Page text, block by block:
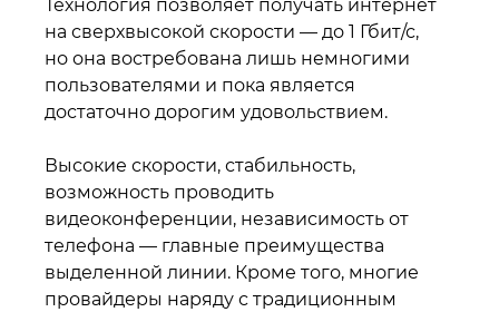
Технология позволяет получать интернет
на сверхвысокой скорости — до 1 Гбит/с,
но она востребована лишь немногими
пользователями и пока является
достаточно дорогим удовольствием.
Высокие скорости, стабильность,
возможность проводить
видеоконференции, независимость от
телефона — главные преимущества
выделенной линии. Кроме того, многие
провайдеры наряду с традиционным